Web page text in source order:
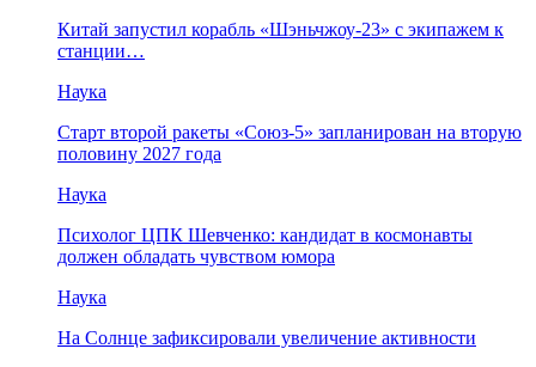
Китай запустил корабль «Шэньчжоу-23» с экипажем к
станции…
Наука
Старт второй ракеты «Союз-5» запланирован на вторую
половину 2027 года
Наука
Психолог ЦПК Шевченко: кандидат в космонавты
должен обладать чувством юмора
Наука
На Солнце зафиксировали увеличение активности